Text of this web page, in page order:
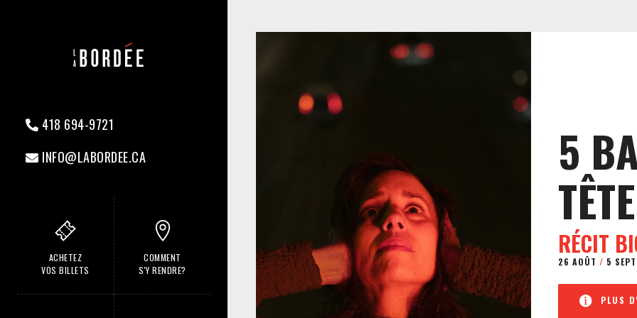
418 694-9721
INFO@LABORDEE.CA
ACHETEZ
VOS BILLETS
COMMENT
S'Y RENDRE?
5
TÊTE
RÉCIT
26 AOÛT / 5
PLUS